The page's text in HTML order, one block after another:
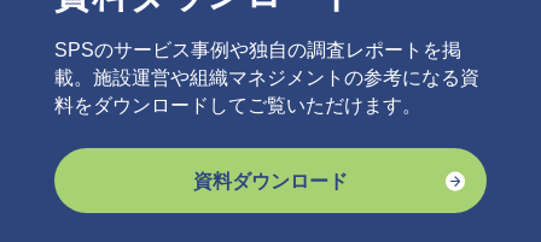
SPSのサービス事例や独自の調査レポートを掲
載。施設運営や組織マネジメントの参考になる資
料をダウンロードしてご覧いただけます。
資料ダウンロード